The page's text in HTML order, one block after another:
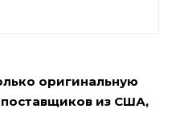
оригинальную
из США,